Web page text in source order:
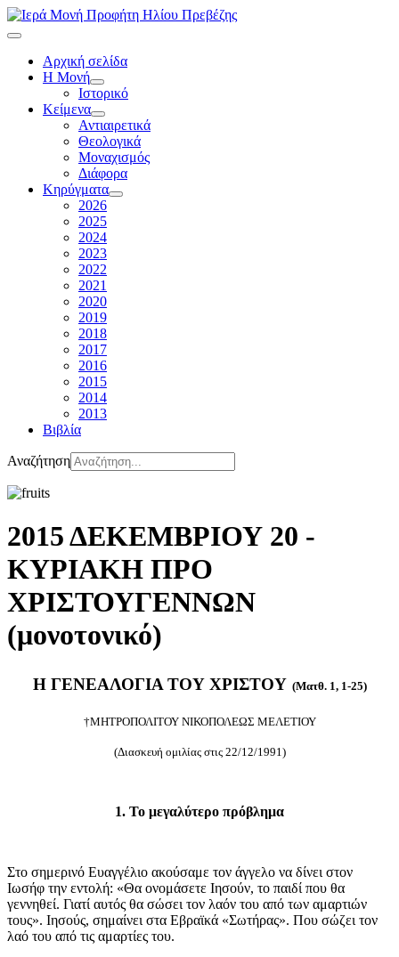
Αρχική σελίδα
Η Μονή
Ιστορικό
Κείμενα
Αντιαιρετικά
Θεολογικά
Μοναχισμός
Διάφορα
Κηρύγματα
2026
2025
2024
2023
2022
2021
2020
2019
2018
2017
2016
2015
2014
2013
Βιβλία
Αναζήτηση
2015 ΔΕΚΕΜΒΡΙΟΥ 20 -
ΚΥΡΙΑΚΗ ΠΡΟ
ΧΡΙΣΤΟΥΓΕΝΝΩΝ
(μονοτονικό)
Η ΓΕΝΕΑΛΟΓΙΑ ΤΟΥ ΧΡΙΣΤΟΥ (Ματθ. 1, 1-25)
†ΜΗΤΡΟΠΟΛΙΤΟΥ ΝΙΚΟΠΟΛΕΩΣ ΜΕΛΕΤΙΟΥ
(Διασκευή ομιλίας στις 22/12/1991)
1. Το μεγαλύτερο πρόβλημα
Στο σημερινό Ευαγγέλιο ακούσαμε τον άγγελο να δίνει στον
Ιωσήφ την εντολή: «Θα ονομάσετε Ιησούν, το παιδί που θα
γεννηθεί. Γιατί αυτός θα σώσει τον λαόν του από των αμαρτιών
τους». Ιησούς, σημαίνει στα Εβραϊκά «Σωτήρας». Που σώζει τον
λαό του από τις αμαρτίες του.